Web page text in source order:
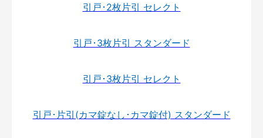
引戸･2枚片引 セレクト
引戸･3枚片引 スタンダード
引戸･3枚片引 セレクト
引戸･片引(カマ錠なし･カマ錠付) スタンダード